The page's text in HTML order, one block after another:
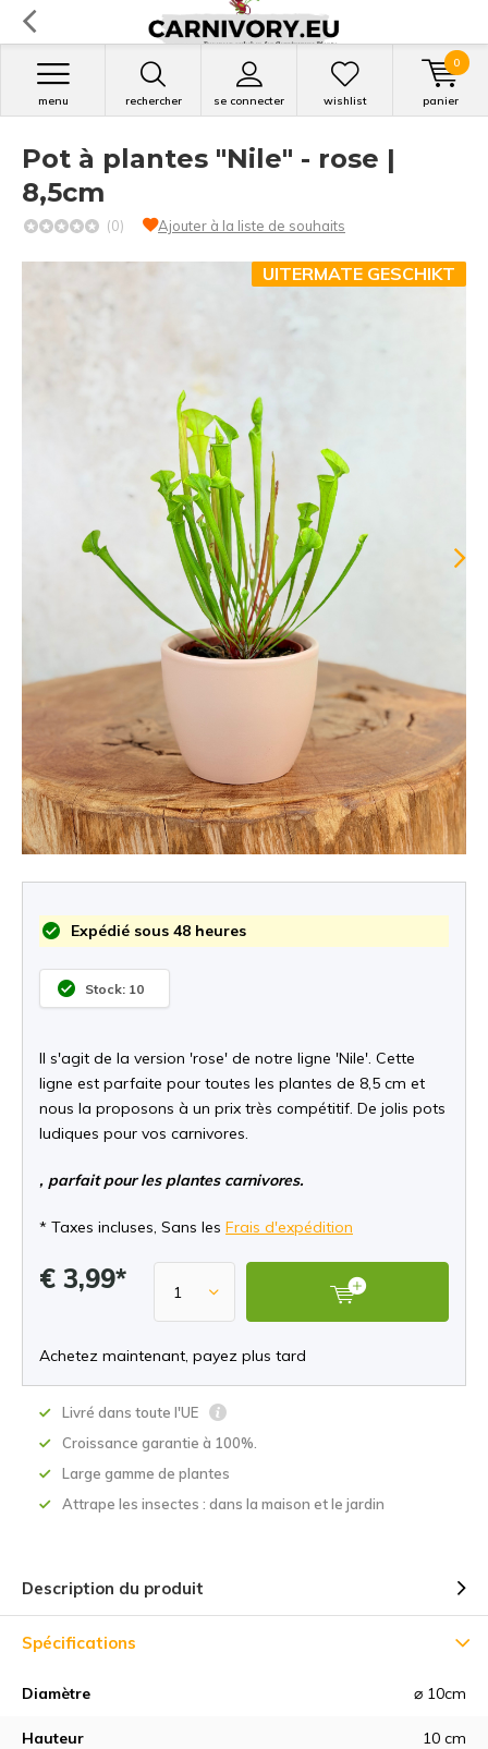
rechercher se connecter
menu wishlist panier
0
Pot à plantes "Nile" - rose |
8,5cm
(0) Ajouter à la liste de souhaits
UITERMATE GESCHIKT
Expédié sous 48 heures
Stock: 10
Il s'agit de la version 'rose' de notre ligne 'Nile'. Cette
ligne est parfaite pour toutes les plantes de 8,5 cm et
nous la proposons à un prix très compétitif. De jolis pots
ludiques pour vos carnivores.
, parfait pour les plantes carnivores.
* Taxes incluses, Sans les Frais d'expédition
€ 3,99*
Achetez maintenant, payez plus tard
Livré dans toute l'UE
Croissance garantie à 100%.
Large gamme de plantes
Attrape les insectes : dans la maison et le jardin
Description du produit
Spécifications
Diamètre ⌀ 10cm
Hauteur 10 cm